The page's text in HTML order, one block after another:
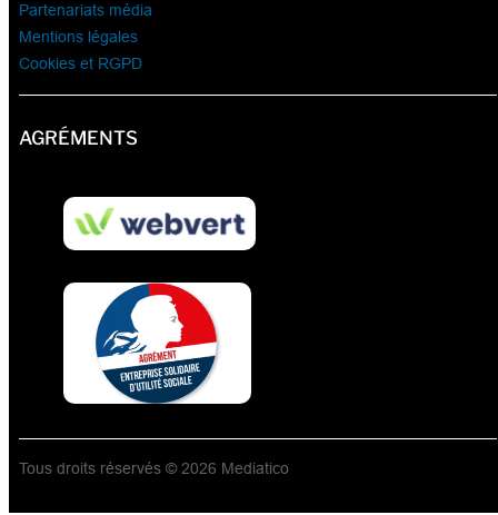
Partenariats média
Mentions légales
Cookies et RGPD
AGRÉMENTS
Tous droits réservés © 2026 Mediatico